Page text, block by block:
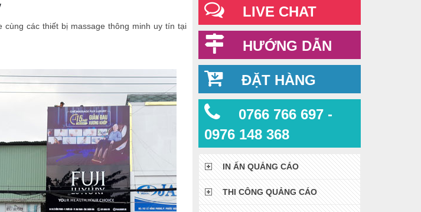
các thiết bị massage thông minh uy tín tại
LIVE CHAT
HƯỚNG DẪN
ĐẶT HÀNG
0766 766 697 -
0976 148 368
IN ẤN QUẢNG CÁO
THI CÔNG QUẢNG CÁO